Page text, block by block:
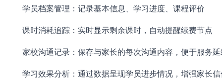
学员档案管理：记录基本信息、学习进度、课程评价
课时消耗追踪：实时显示剩余课时，自动提醒续费节点
家校沟通记录：保存与家长的每次沟通内容，便于服务
学习效果分析：通过数据呈现学员进步情况，增强家长